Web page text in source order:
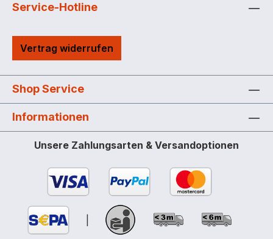
Service-Hotline
Vertrag widerrufen
Shop Service
Informationen
Unsere Zahlungsarten & Versandoptionen